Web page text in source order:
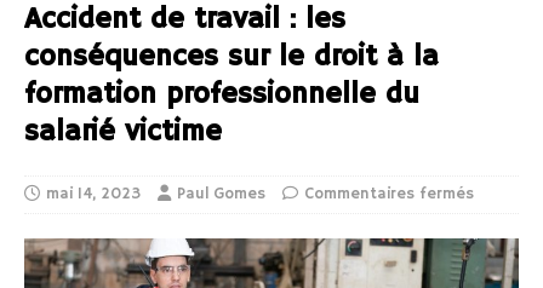
Accident de travail : les
conséquences sur le droit à la
formation professionnelle du
salarié victime
mai 14, 2023 Paul Gomes Commentaires fermés